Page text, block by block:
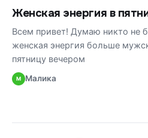
Женская энергия в
Всем привет! Думаю никто не
женская энергия больше
пятницу вечером
М Малика